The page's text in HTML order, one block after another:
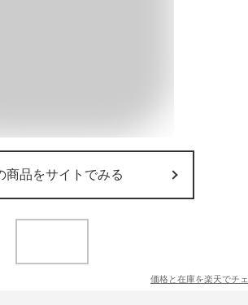
商品をサイトでみる
価格と在庫を楽天でチ